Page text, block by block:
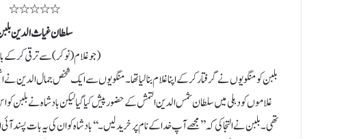
٭٭٭٭٭
سلطان غیاث الدین
( جو غلام ( نوکر) سے ترقی کرکے
غلاموں کو دہلی میں سلطان شمس الدین التمش کے حضور پیش کیا گیا لیکن بادشاہ نے بلبن
تھی۔ بلبن نے التجا کی کہ ’’ مجھے آپ خدا کے نام پر خرید لیں۔‘‘ بادشاہ کو ان کی یہ بات پسند